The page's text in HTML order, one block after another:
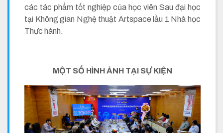
các tác phẩm tốt nghiệp của học viên Sau đại học
tại Không gian Nghệ thuật Artspace lầu 1 Nhà học
Thực hành.
MỘT SỐ HÌNH ẢNH TẠI SỰ KIỆN